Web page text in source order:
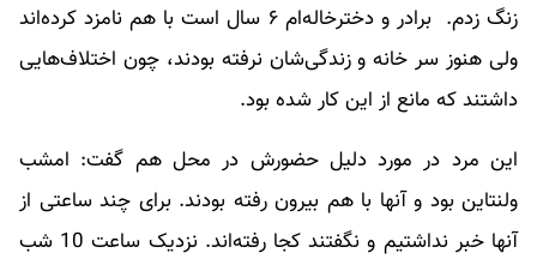
زنگ زدم. برادر و دخترخاله‌ام ۶ سال است با هم نامزد کرده‌اند
ولی هنوز سر خانه و زندگی‌شان نرفته‌ بودند، چون اختلاف‌هایی
داشتند که مانع از این کار شده بود.
این مرد در مورد دلیل حضورش در محل هم گفت: امشب
ولنتاین بود و آنها با هم بیرون رفته بودند. برای چند ساعتی از
آنها خبر نداشتیم و نگفتند کجا رفته‌اند. نزدیک ساعت 10 شب